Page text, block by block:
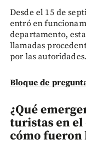
Desde el 15 de
entró en
departamento,
llamadas
por las autoridades.
Bloque de
¿Qué
turistas en el
cómo fueron